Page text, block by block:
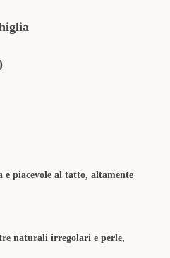
piacevole al tatto, altamente
naturali irregolari e perle,